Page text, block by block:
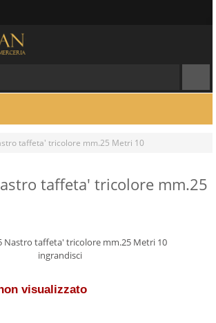
taffeta' tricolore mm.25 Metri 10
taffeta' tricolore mm.25
ingrandisci
visualizzato